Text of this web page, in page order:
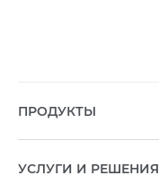
ПРОДУКТЫ
УСЛУГИ И РЕШЕНИЯ